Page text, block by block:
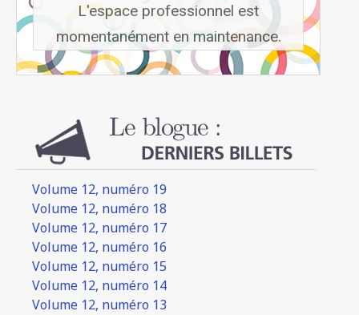
L'espace professionnel est
momentanément en maintenance.
Volume 12, numéro 19
Volume 12, numéro 18
Volume 12, numéro 17
Volume 12, numéro 16
Volume 12, numéro 15
Volume 12, numéro 14
Volume 12, numéro 13